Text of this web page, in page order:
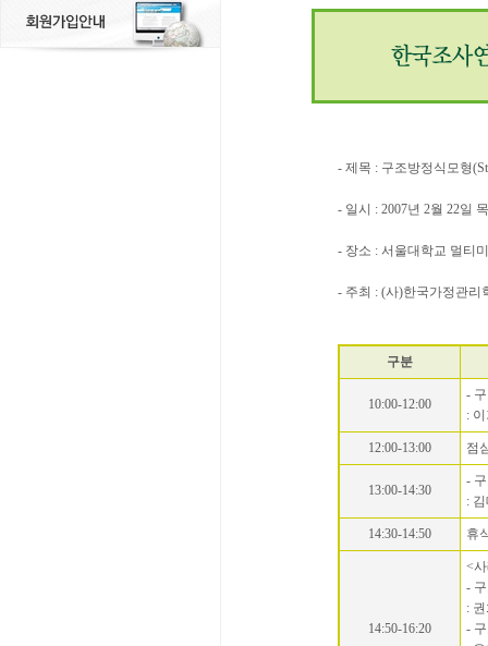
- 제목 : 구조방정식모형
- 일시 : 2007년 2월 22일
- 장소 : 서울대학교 멀티
- 주최 : (사)한국가정관리
구분
10:00-12:00
-
:
12:00-13:00 점
13:00-14:30
-
:
14:30-14:50 휴
14:50-16:20
<
-
:
-